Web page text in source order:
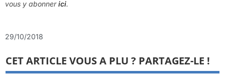
vous y abonnerici.
29/10/2018
CET ARTICLE VOUS A PLU ? PARTAGEZ-LE !